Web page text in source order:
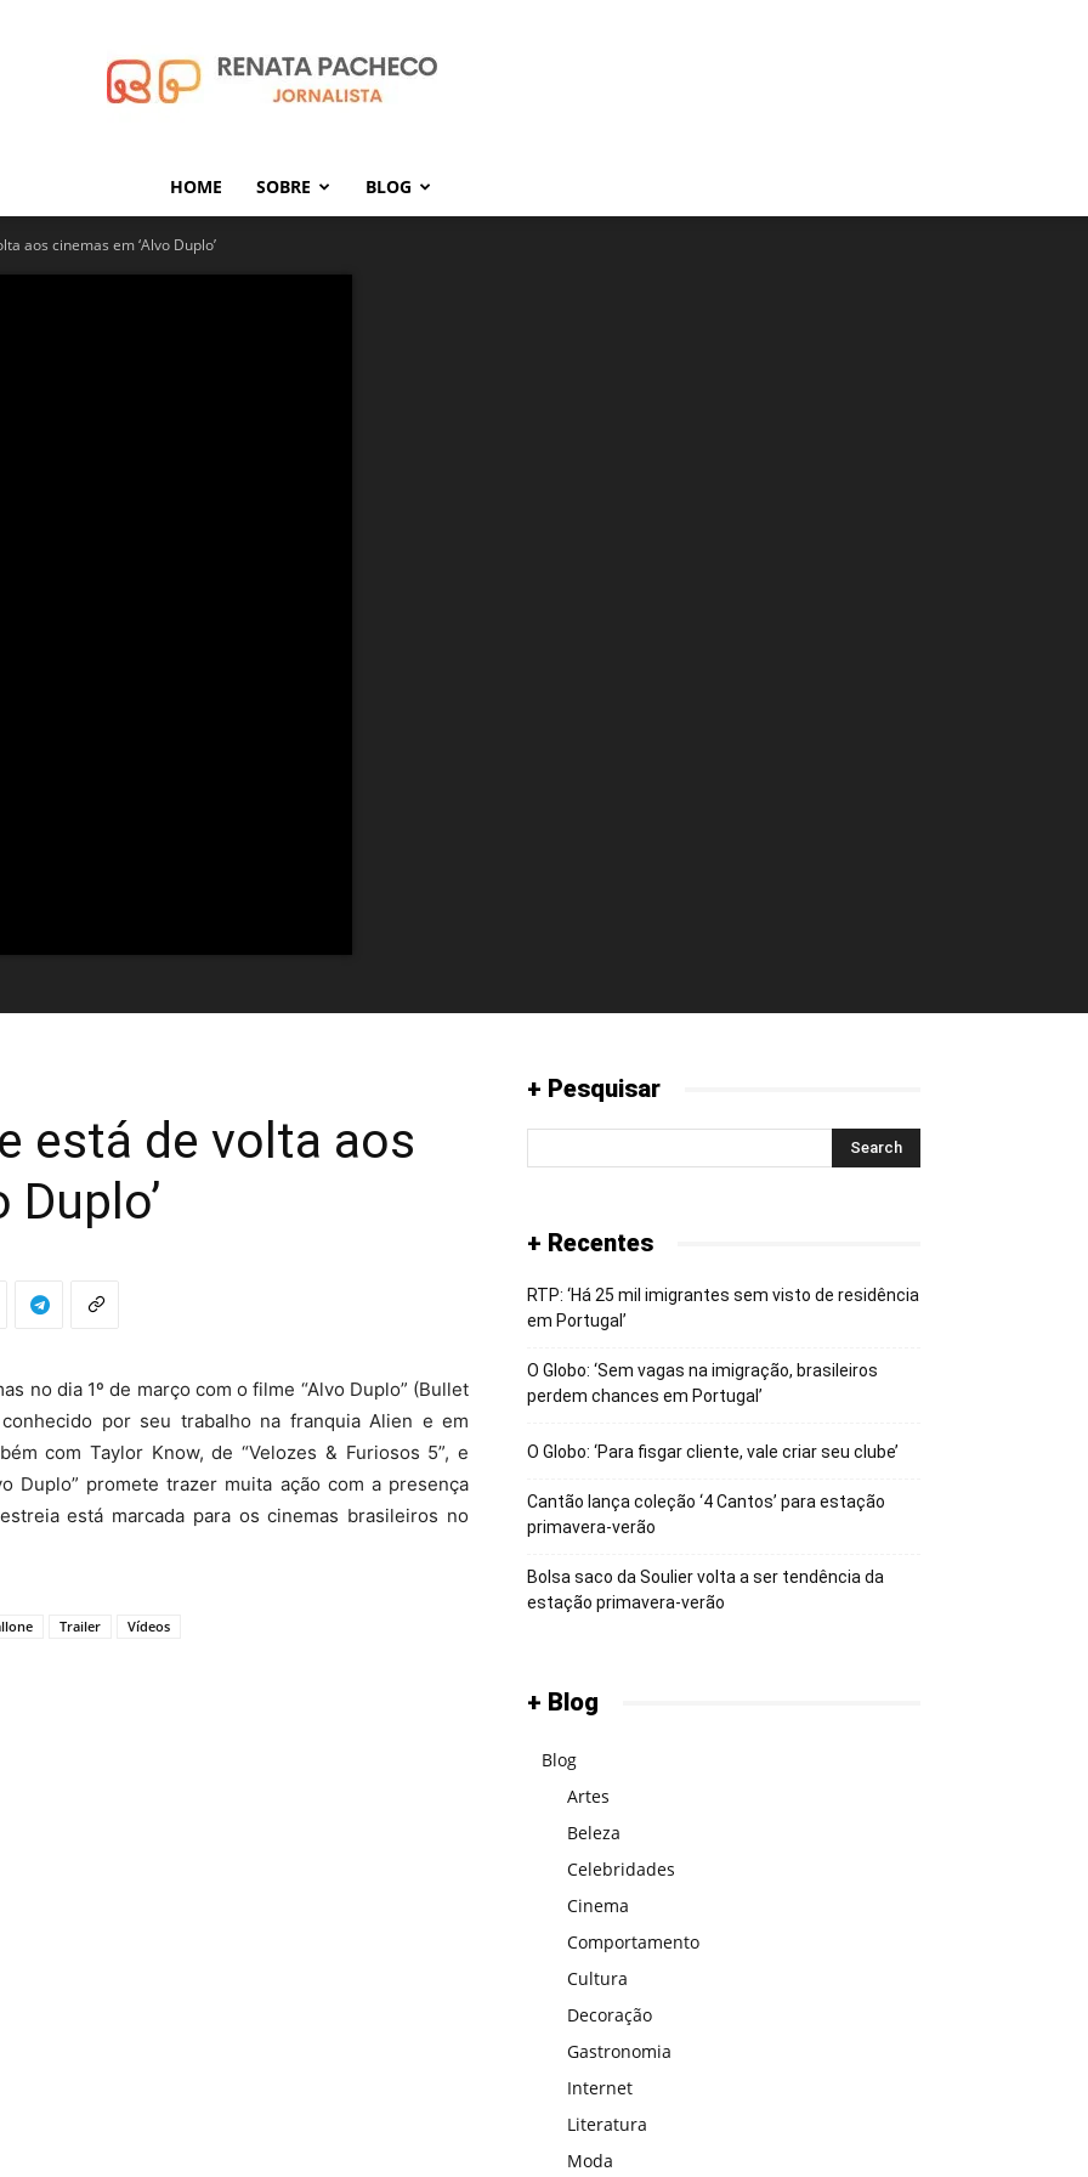
Renata
HOME SOBRE BLOG
aos cinemas em ‘Alvo Duplo’
está de volta aos
no dia 1º de março com o filme “Alvo Duplo” (Bullet
por seu trabalho na franquia Alien e em
com Taylor Know, de “Velozes & Furiosos 5”, e
Duplo” promete trazer muita ação com a presença
está marcada para os cinemas brasileiros no
Trailer Vídeos
+ Pesquisar
+ Recentes
RTP: ‘Há 25 mil imigrantes sem visto de residência
em Portugal’
O Globo: ‘Sem vagas na imigração, brasileiros
perdem chances em Portugal’
O Globo: ‘Para fisgar cliente, vale criar seu clube’
Cantão lança coleção ‘4 Cantos’ para estação
primavera-verão
Bolsa saco da Soulier volta a ser tendência da
estação primavera-verão
+ Blog
Blog
Artes
Beleza
Celebridades
Cinema
Comportamento
Cultura
Decoração
Gastronomia
Internet
Literatura
Moda